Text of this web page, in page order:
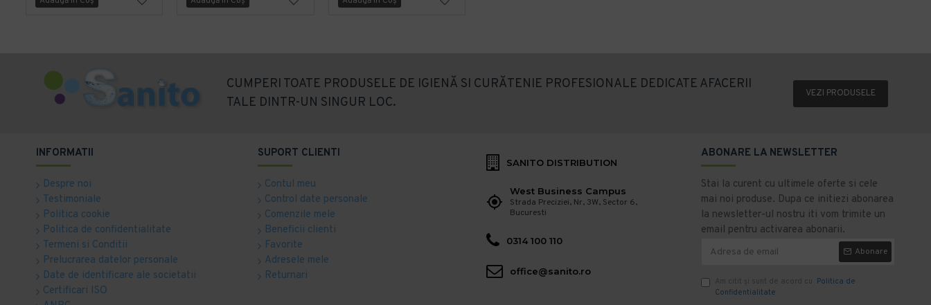
CUMPERI TOATE PRODUSELE DE IGIENĂ SI CURĂTENIE PROFESIONALE DEDICATE AFACERII
TALE DINTR-UN SINGUR LOC.
VEZI PRODUSELE
INFORMATII
Despre noi
Testimoniale
Politica cookie
Politica de confidentialitate
Termeni si Conditii
Prelucrarea datelor personale
Date de identificare ale societatii
Certificari ISO
SUPORT CLIENTI
Contul meu
Control date personale
Comenzile mele
Beneficii clienti
Favorite
Adresele mele
Returnari
SANITO DISTRIBUTION
West Business Campus
Strada Preciziei, Nr, 3W, Sector 6,
Bucuresti
0314 100 110
office@sanito.ro
ABONARE LA NEWSLETTER
Stai la curent cu ultimele oferte si cele
mai noi produse. Dupa ce initiezi abonarea
la newsletter-ul nostru iti vom trimite un
email pentru activarea abonarii.
Abonare
Am citit şi sunt de acord cu Politica de
Confidentialitate